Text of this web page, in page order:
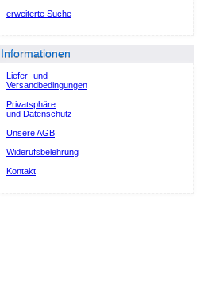
erweiterte Suche
Informationen
Liefer- und
Versandbedingungen
Privatsphäre
und Datenschutz
Unsere AGB
Widerufsbelehrung
Kontakt